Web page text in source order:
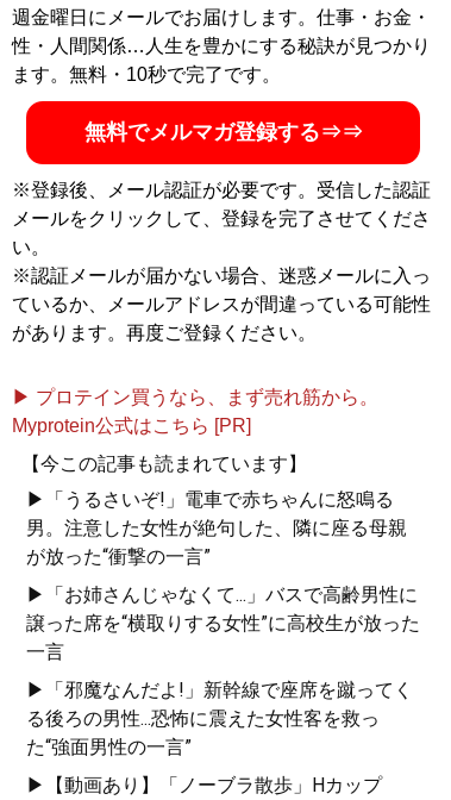
週金曜日にメールでお届けします。仕事・お金・
性・人間関係…人生を豊かにする秘訣が見つかり
ます。無料・10秒で完了です。
無料でメルマガ登録する⇒⇒
※登録後、メール認証が必要です。受信した認証
メールをクリックして、登録を完了させてくださ
い。
※認証メールが届かない場合、迷惑メールに入っ
ているか、メールアドレスが間違っている可能性
があります。再度ご登録ください。
▶ プロテイン買うなら、まず売れ筋から。
Myprotein公式はこちら [PR]
【今この記事も読まれています】
▶「うるさいぞ!」電車で赤ちゃんに怒鳴る
男。注意した女性が絶句した、隣に座る母親
が放った“衝撃の一言”
▶「お姉さんじゃなくて...」バスで高齢男性に
譲った席を“横取りする女性”に高校生が放った
一言
▶「邪魔なんだよ!」新幹線で座席を蹴ってく
る後ろの男性...恐怖に震えた女性客を救っ
た“強面男性の一言”
▶【動画あり】「ノーブラ散歩」Hカップ